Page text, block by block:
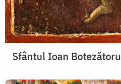
Sfântul Ioan